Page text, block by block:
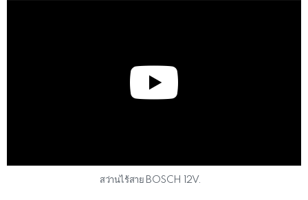
สว่านไร้สาย BOSCH 12V.